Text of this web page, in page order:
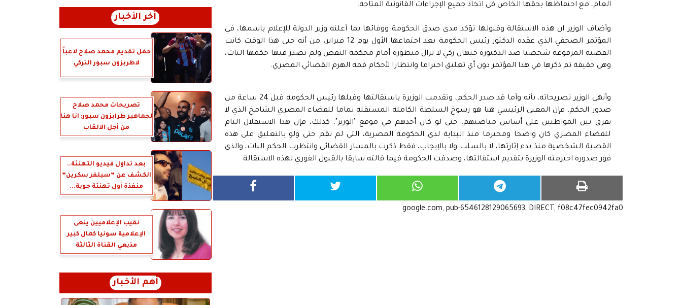
العام، مع احتفاظها بحقها الخاص في اتخاذ جميع الإجراءات القانونية المتاحة.
وأضاف الوزير ان هذه الاستقالة وقبولها تؤكد مدى صدق الحكومة ووفائها بما أعلنه وزير الدولة للإعلام باسمها، في
المؤتمر الصحفي الذي عقده الدكتور رئيس الحكومة بعد اجتماعها الأول يوم 12 فبراير، من أنه حتى هذا الوقت كانت
القضية المرفوعة شخصيا ضد الدكتورة جيهان زكي لا تزال منظورة أمام محكمة النقض ولم تصدر فيها حكمها البات،
وهي حقيقة تم ذكرها في هذا المؤتمر دون أي تعليق احتراما وانتظارا لأحكام قمة الهرم القضائي المصري.
وأنهى الوزير تصريحاته، بأنه وأما قد صدر الحكم، وتقدمت الوزيرة باستقالتها وقبلها رئيس الحكومة قبل 24 ساعة من
صدور الحكم، فإن المعنى الرئيسي هنا هو رسوخ السلطة الكاملة المستقلة تماما للقضاء المصري الشامخ الذي لا
يفرق بين المواطنين على أساس مناصبهم، حتى لو كان أحدهم في موقع "الوزير". كذلك، فإن هذا الاستقلال التام
للقضاء المصري كان واضحا ومحترما منذ البداية لدى الحكومة المصرية، التي لم تقم حتى ولو بالتعليق على هذه
القضية الشخصية منذ بدء إثارتها، لا بالسلب ولا بالإيجاب، فقط ذكرت بالمسار القضائي وانتظرت الحكم البات، والذي
فور صدوره احترمته الوزيرة بتقديم استقالتها، وصدقت الحكومة فيما قالته سابقا بالقبول الفوري لهذه الاستقالة
google.com, pub-6546128129065693, DIRECT, f08c47fec0942fa0
آخر الأخبار
حفل تقديم محمد صلاح لاعباً
لاطربزون سبور التركي
تصريحات محمد صلاح
لجماهير طرابزون سبور: انا هنا
من أجل الالقاب
بعد تداول فيديو التهنئة..
الكشف عن ”سيلفر سكرين”
منفذة أول تهنئة جوية...
نقيب الإعلاميين ينعى
الإعلامية سونيا كمال كبير
مذيعي القناة الثالثة
أهم الأخبار